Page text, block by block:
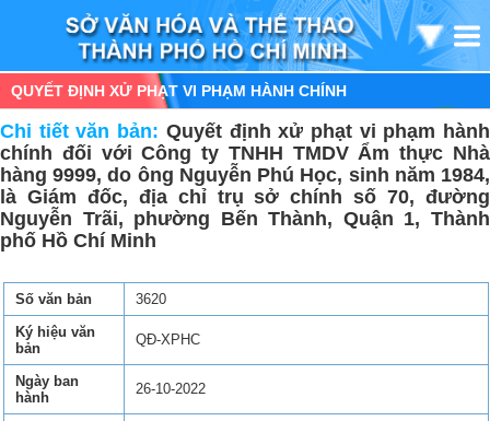
QUYẾT ĐỊNH XỬ PHẠT VI PHẠM HÀNH CHÍNH
Chi tiết văn bản: Quyết định xử phạt vi phạm hành
chính đối với Công ty TNHH TMDV Ẩm thực Nhà
hàng 9999, do ông Nguyễn Phú Học, sinh năm 1984,
là Giám đốc, địa chỉ trụ sở chính số 70, đường
Nguyễn Trãi, phường Bến Thành, Quận 1, Thành
phố Hồ Chí Minh
Số văn bản
3620
Ký hiệu văn
bản
QĐ-XPHC
Ngày ban
hành
26-10-2022